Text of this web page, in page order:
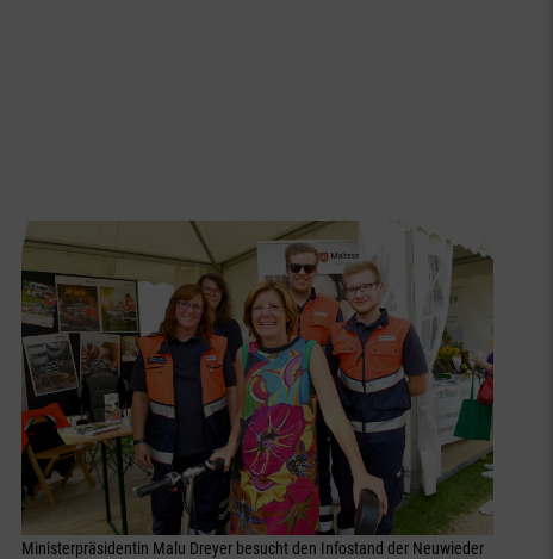
Ministerpräsidentin Malu Dreyer besucht den Infostand der Neuwieder